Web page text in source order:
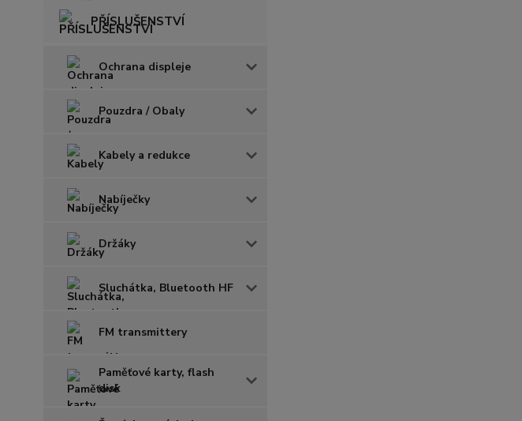
PŘÍSLUŠENSTVÍ
Ochrana displeje
Pouzdra / Obaly
Kabely a redukce
Nabíječky
Držáky
Sluchátka, Bluetooth HF
FM transmittery
Paměťové karty, flash
disk